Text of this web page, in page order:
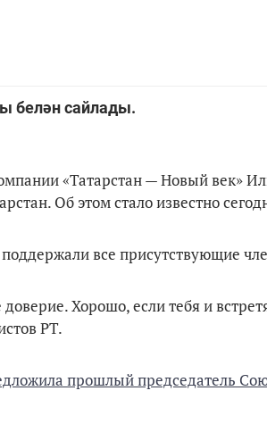
белән сайлады.
«Татарстан — Новый век»
Об этом стало известно
все присутствующие
Хорошо, если тебя и
РТ.
прошлый председатель